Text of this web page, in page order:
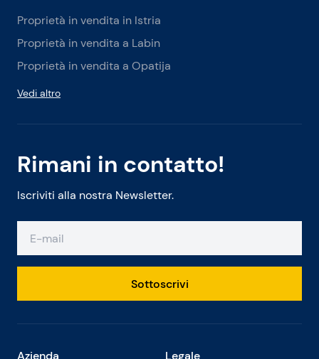
Rimani in contatto!
Iscriviti alla nostra Newsletter.
Sottoscrivi
Proprietà in vendita in Istria
Proprietà in vendita a Labin
Proprietà in vendita a Opatija
Vedi altro
Azienda Legale